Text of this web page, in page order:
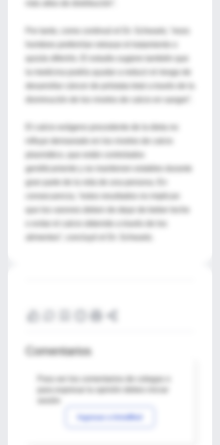
quizás diferirlo. El estudio sugiere también que
la medicina podría ayudar a reducir el riesgo de
disminución de los niveles de calcio en sangre”.
El calcio exógeno procedente de la dieta no
genéticamente y se mantienen estables durante
Comentarios
Para ver los comentarios de colegas o
Ingresar a IntraMed